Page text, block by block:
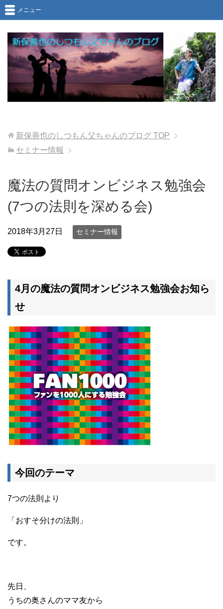
メニュー
新保善也のしつもん父ちゃんのブログ TOP
セミナー情報
魔法の質問オンビジネス勉強会
(7つの法則を深める会)
2018年3月27日 セミナー情報
4月の魔法の質問オンビジネス勉強会お知ら
せ
今回のテーマ
7つの法則より
「おすそ分けの法則」
です。
先日、
うちの奥さんのママ友から